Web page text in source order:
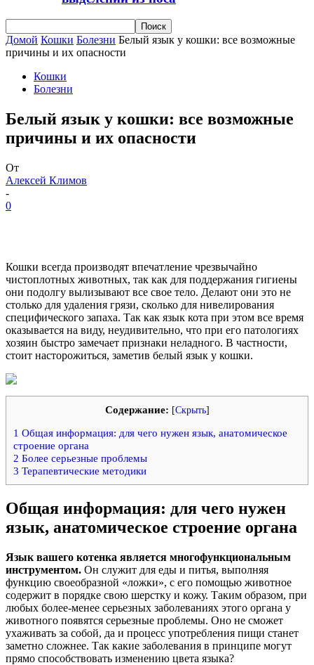
Домой Кошки Болезни Белый язык у кошки: все возможные
причины и их опасности
Кошки
Болезни
Белый язык у кошки: все возможные
причины и их опасности
От
Алексей Климов
-
0
Кошки всегда производят впечатление чрезвычайно
чистоплотных животных, так как для поддержания гигиены
они подолгу вылизывают все свое тело. Делают они это не
столько для удаления грязи, сколько для нивелирования
специфического запаха. Так как язык кота при этом все время
оказывается на виду, неудивительно, что при его патологиях
хозяин быстро замечает признаки неладного. В частности,
стоит насторожиться, заметив белый язык у кошки.
Содержание: [Скрыть]
1 Общая информация: для чего нужен язык, анатомическое
строение органа
2 Более серьезные проблемы
3 Терапевтические методики
Общая информация: для чего нужен
язык, анатомическое строение органа
Язык вашего котенка является многофункциональным
инструментом. Он служит для еды и питья, выполняя
функцию своеобразной «ложки», с его помощью животное
содержит в порядке свою шерстку и кожу. Таким образом, при
любых более-менее серьезных заболеваниях этого органа у
животного появятся серьезные проблемы. Оно не сможет
ухаживать за собой, да и процесс употребления пищи станет
заметно сложнее. Так какие заболевания в принципе могут
прямо способствовать изменению цвета языка?